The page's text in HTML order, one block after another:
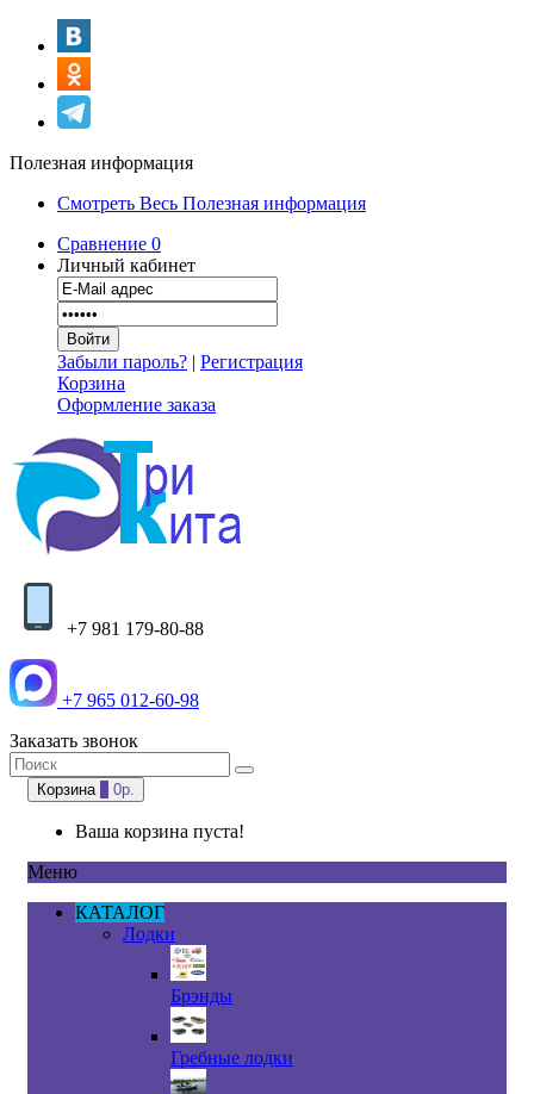
Полезная информация
Смотреть Весь Полезная информация
Сравнение 0
Личный кабинет
Забыли пароль? | Регистрация
Корзина
Оформление заказа
+7 981 179-80-88
+7 965 012-60-98
Заказать звонок
Корзина 0р.
Ваша корзина пуста!
Меню
КАТАЛОГ
Лодки
Брэнды
Гребные лодки